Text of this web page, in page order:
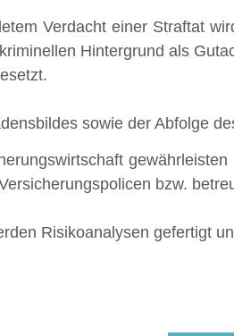
Verdacht einer Straftat
Hintergrund als
sowie der Abfolge
bzw.
Risikoanalysen gefertigt